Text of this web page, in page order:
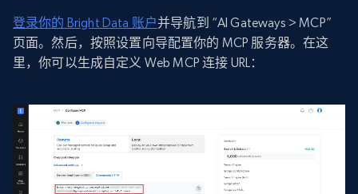
登录你的 Bright Data 账户并导航到 “AI Gateways > MCP”
页面。然后，按照设置向导配置你的 MCP 服务器。在这
里，你可以生成自定义 Web MCP 连接 URL：